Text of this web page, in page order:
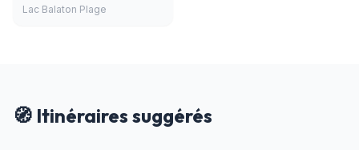
Lac Balaton Plage
🧭 Itinéraires suggérés